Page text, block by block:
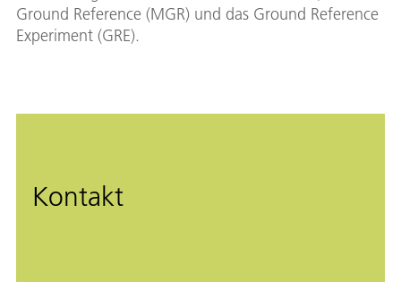
Ground Reference (MGR) und das Ground Reference
Experiment (GRE).
Kontakt